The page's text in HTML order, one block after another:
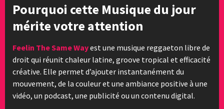
Pourquoi cette Musique du jour
mérite votre attention
Feelin The Same Wayest une musique reggaeton libre de
droit qui réunit chaleur latine, groove tropical et efficacité
créative. Elle permet d’ajouter instantanément du
mouvement, de la couleur et une ambiance positive à une
vidéo, un podcast, une publicité ou un contenu digital.